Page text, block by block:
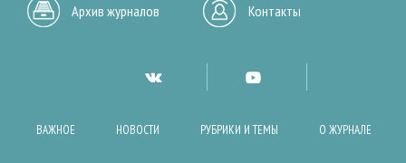
Архив журналов Контакты
ВАЖНОЕ НОВОСТИ РУБРИКИ И ТЕМЫ О ЖУРНАЛЕ